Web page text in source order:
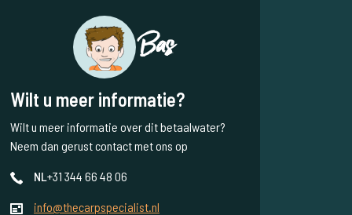
Bas
Wilt u meer informatie?
Wilt u meer informatie over dit betaalwater?
Neem dan gerust contact met ons op
NL+31 344 66 48 06
info@thecarpspecialist.nl